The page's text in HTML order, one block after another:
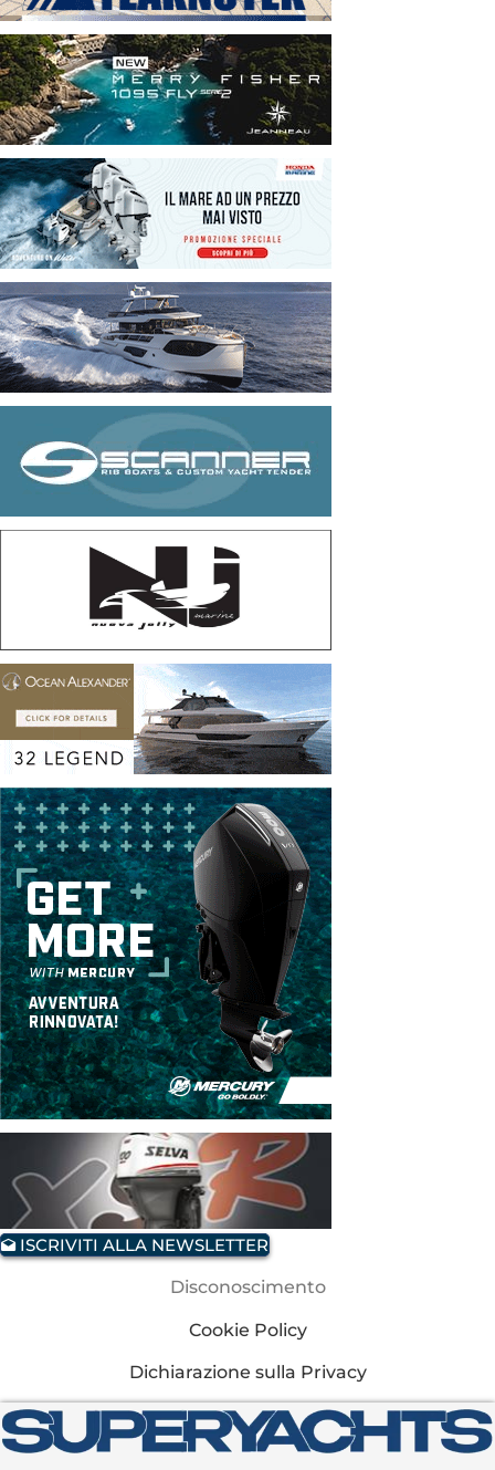
ISCRIVITI ALLA NEWSLETTER
Disconoscimento
Cookie Policy
Dichiarazione sulla Privacy